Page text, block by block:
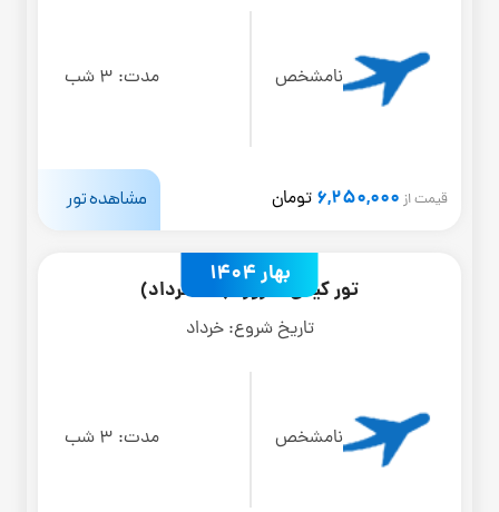
نامشخص مدت: 3 شب
قیمت از 6,250,000 تومان مشاهده تور
بهار 1404تور کیش 4 روزه (27 خرداد)
تاریخ شروع: خرداد
نامشخص مدت: 3 شب